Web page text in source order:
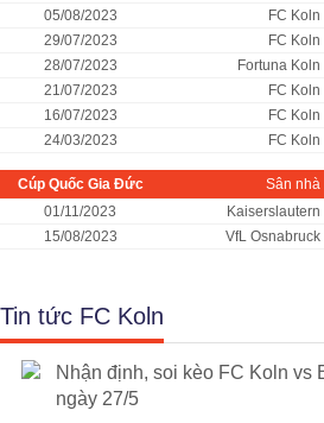
05/08/2023
FC Koln
29/07/2023
FC Koln
28/07/2023
Fortuna Koln
21/07/2023
FC Koln
16/07/2023
FC Koln
24/03/2023
FC Koln
Cúp Quốc Gia Đức Sân nhà
01/11/2023
Kaiserslautern
15/08/2023
VfL Osnabruck
Tin tức FC Koln
Nhận định, soi kèo FC Koln vs
ngày 27/5